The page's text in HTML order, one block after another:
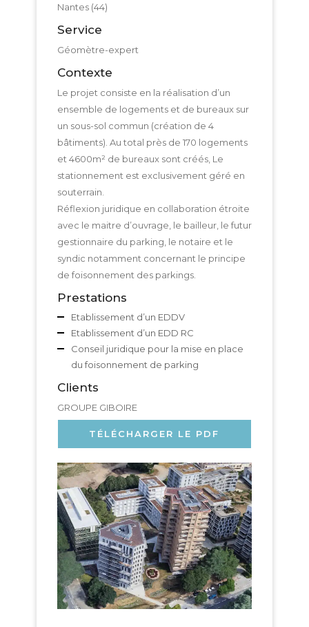
Nantes (44)
Service
Géomètre-expert
Contexte
Le projet consiste en la réalisation d’un
ensemble de logements et de bureaux sur
un sous-sol commun (création de 4
bâtiments). Au total près de 170 logements
et 4600m² de bureaux sont créés, Le
stationnement est exclusivement géré en
souterrain.
Réflexion juridique en collaboration étroite
avec le maitre d’ouvrage, le bailleur, le futur
gestionnaire du parking, le notaire et le
syndic notamment concernant le principe
de foisonnement des parkings.
Prestations
Etablissement d’un EDDV
Etablissement d’un EDD RC
Conseil juridique pour la mise en place
du foisonnement de parking
Clients
GROUPE GIBOIRE
TÉLÉCHARGER LE PDF